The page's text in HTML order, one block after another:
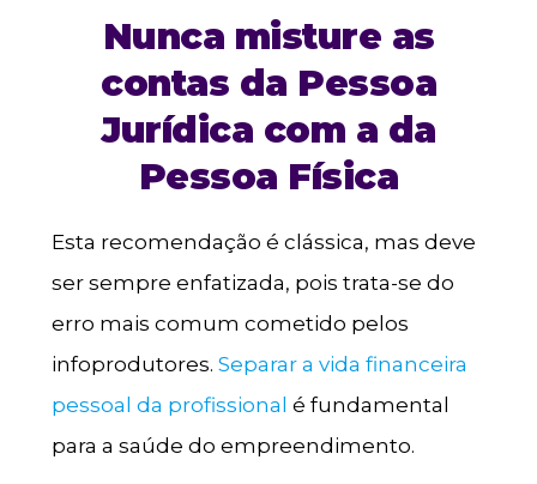
Nunca misture as
contas da Pessoa
Jurídica com a da
Pessoa Física
Esta recomendação é clássica, mas deve
ser sempre enfatizada, pois trata-se do
erro mais comum cometido pelos
infoprodutores. Separar a vida financeira
pessoal da profissional é fundamental
para a saúde do empreendimento.